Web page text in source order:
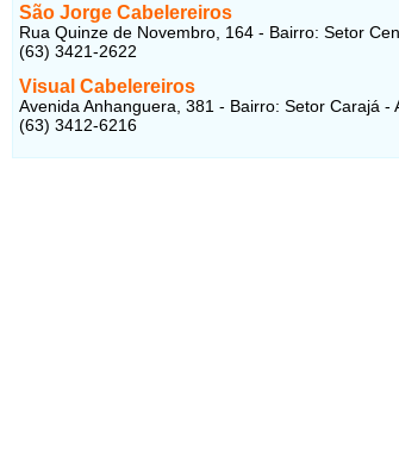
São Jorge Cabelereiros
Rua Quinze de Novembro, 164 - Bairro: Setor
(63) 3421-2622
Visual Cabelereiros
Avenida Anhanguera, 381 - Bairro: Setor Carajá -
(63) 3412-6216